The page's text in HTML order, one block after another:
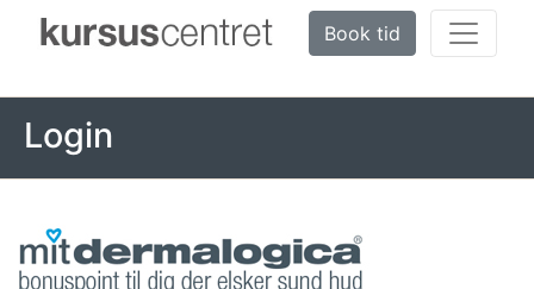
Book tid
Login